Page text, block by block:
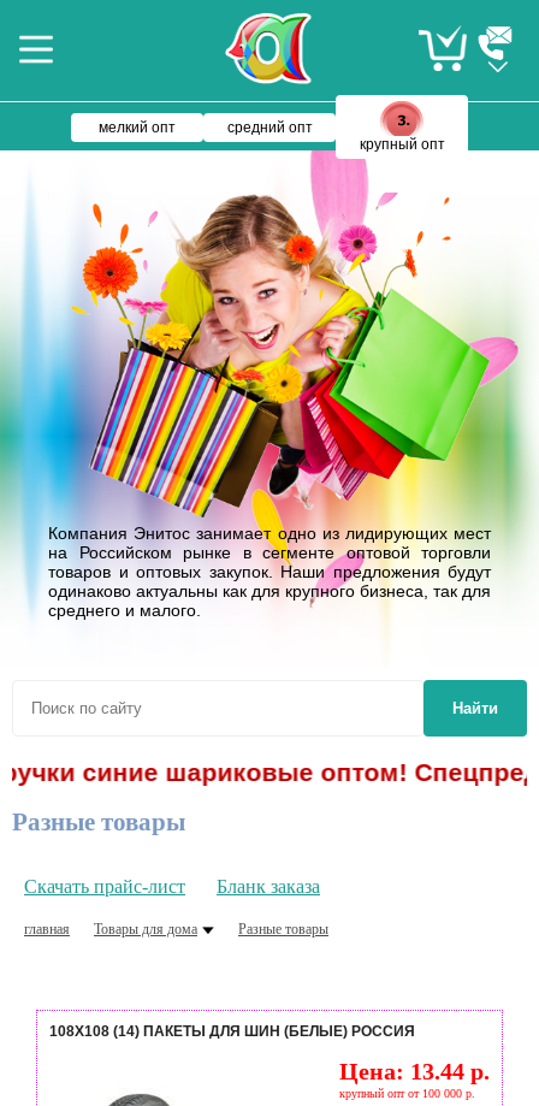
мелкий опт
средний опт
крупный опт
Компания Энитос занимает одно из лидирующих мест
на Российском рынке в сегменте оптовой торговли
товаров и оптовых закупок. Наши предложения будут
одинаково актуальны как для крупного бизнеса, так для
среднего и малого.
Найти
синие шариковые оптом!
Разные товары
Скачать прайс-лист Бланк заказа
главная Товары для дома Разные товары
108Х108 (14) ПАКЕТЫ ДЛЯ ШИН (БЕЛЫЕ) РОССИЯ
Цена: 13.44 р.
крупный опт от 100 000 р.